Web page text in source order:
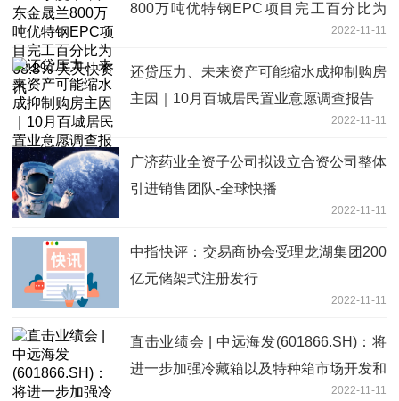
800万吨优特钢EPC项目完工百分比为
2022-11-11
还贷压力、未来资产可能缩水成抑制购房
主因｜10月百城居民置业意愿调查报告
2022-11-11
广济药业全资子公司拟设立合资公司整体
引进销售团队-全球快播
2022-11-11
中指快评：交易商协会受理龙湖集团200
亿元储架式注册发行
2022-11-11
直击业绩会 | 中远海发(601866.SH)：将
进一步加强冷藏箱以及特种箱市场开发和
2022-11-11